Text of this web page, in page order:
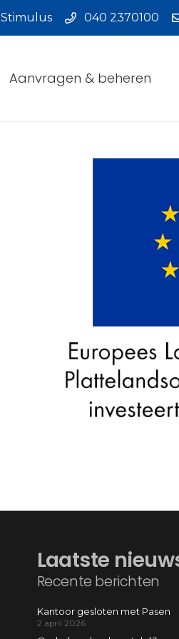
Stimulus 040 2370100
Aanvragen & beheren
Laatste
Recente berichten
Kantoor gesloten met Pasen
2 april 2026